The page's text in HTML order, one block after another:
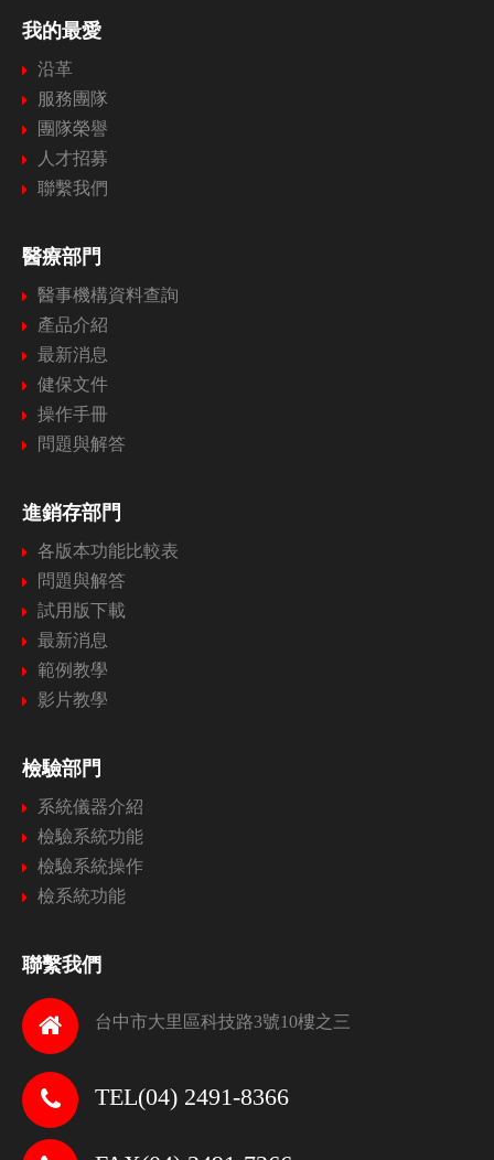
我的最愛
沿革
服務團隊
團隊榮譽
人才招募
聯繫我們
醫療部門
醫事機構資料查詢
產品介紹
最新消息
健保文件
操作手冊
問題與解答
進銷存部門
各版本功能比較表
問題與解答
試用版下載
最新消息
範例教學
影片教學
檢驗部門
系統儀器介紹
檢驗系統功能
檢驗系統操作
檢系統功能
聯繫我們
台中市大里區科技路3號10樓之三
TEL(04) 2491-8366